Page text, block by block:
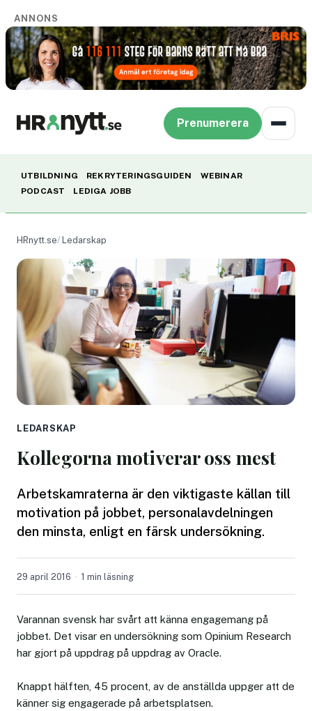
ANNONS
Prenumerera
UTBILDNING REKRYTERINGSGUIDEN
WEBINAR
PODCAST
LEDIGA JOBB
HRnytt.se Ledarskap
LEDARSKAP
Kollegorna motiverar oss mest
Arbetskamraterna är den viktigaste källan till
motivation på jobbet, personalavdelningen
den minsta, enligt en färsk undersökning.
29 april 2016 1 min läsning
Varannan svensk har svårt att känna engagemang på
jobbet. Det visar en undersökning som Opinium Research
har gjort på uppdrag på uppdrag av Oracle.
Knappt hälften, 45 procent, av de anställda uppger att de
känner sig engagerade på arbetsplatsen.